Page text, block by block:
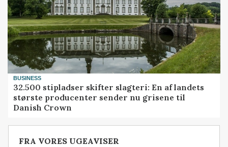
BUSINESS
32.500 stipladser skifter slagteri: En af landets
største producenter sender nu grisene til
Danish Crown
FRA VORES UGEAVISER